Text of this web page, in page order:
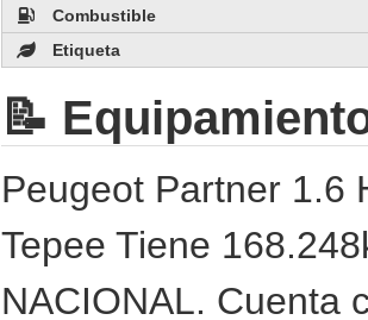
Combustible
Etiqueta
📝
Peugeot Partner 1.6
Tepee Tiene
NACIONAL. Cuenta